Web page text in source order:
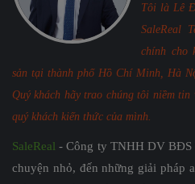
Tôi là Lê
SaleReal
chính cho
sản tại thành phố Hồ Chí Minh, Hà
Quý khách hãy trao chúng tôi niềm
quý khách kiến thức của mình.
SaleReal - Công ty TNHH DV BĐS
chuyện nhỏ, đến những giải pháp